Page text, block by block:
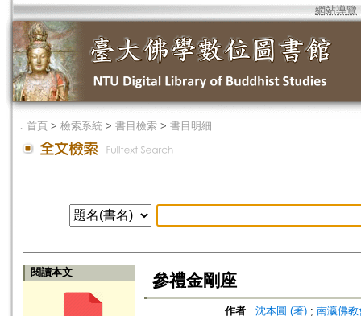
網站導覽
． 首頁 > 檢索系統 > 書目檢索 > 書目明細
閱讀本文 參禮金剛座
作者 沈本圓 (著) ; 南瀛佛